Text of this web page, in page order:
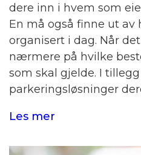
dere inn i hvem som
En må også finne ut av
organisert i dag. Når
nærmere på hvilke
som skal gjelde. I
parkeringsløsninger
Les mer